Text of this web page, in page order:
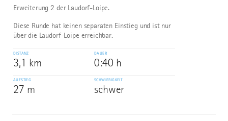
Erweiterung 2 der Laudorf-Loipe.
Diese Runde hat keinen separaten Einstieg und ist nur
über die Laudorf-Loipe erreichbar.
DISTANZ
3,1 km
DAUER
0:40 h
AUFSTIEG
27 m
SCHWIERIGKEIT
schwer